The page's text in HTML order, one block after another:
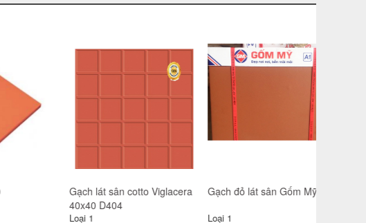
Gạch đỏ lát sân Gốm Mỹ
Gạch lát sân tráng men